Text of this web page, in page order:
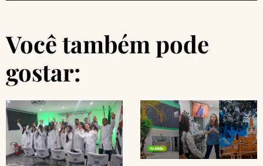
Você também pode
gostar: